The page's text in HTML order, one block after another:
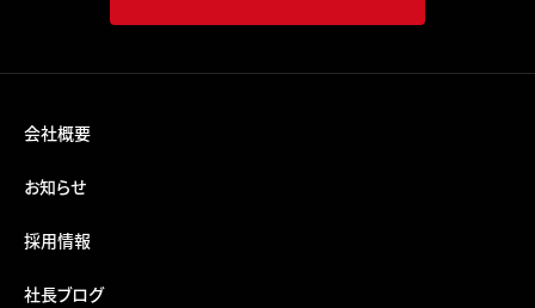
会社概要
お知らせ
採用情報
社長ブログ